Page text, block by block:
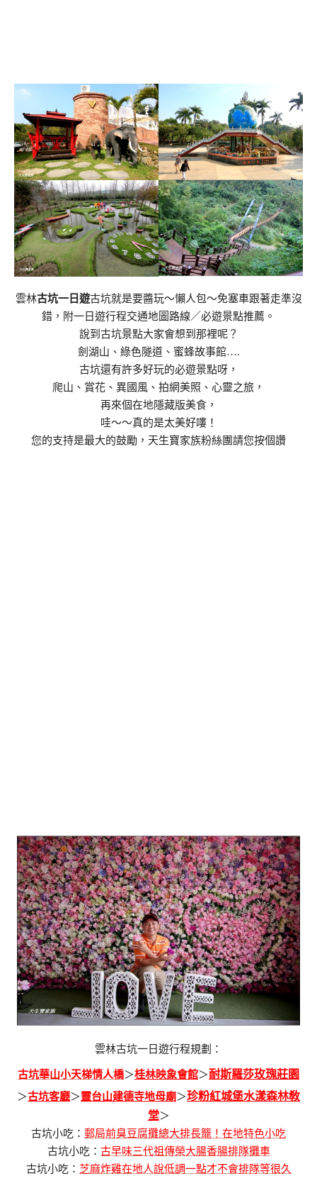
雲林古坑一日遊古坑就是要醬玩～懶人包～免塞車跟著走準沒
錯，附一日遊行程交通地圖路線／必遊景點推薦。
說到古坑景點大家會想到那裡呢？
劍湖山、綠色隧道、蜜蜂故事館….
古坑還有許多好玩的必遊景點呀，
爬山、賞花、異國風、拍網美照、心靈之旅，
再來個在地隱藏版美食，
哇～～真的是太美好嘍！
您的支持是最大的鼓勵，天生寶家族粉絲團請您按個讚
雲林古坑一日遊行程規劃：
古坑華山小天梯情人橋＞桂林映象會館＞耐斯羅莎玫瑰莊園
＞古坑客廳＞靈台山建德寺地母廟＞珍粉紅城堡水漾森林敎
堂＞
古坑小吃： 郵局前臭豆腐攤總大排長籠！在地特色小吃
古坑小吃： 古早味三代祖傳榮大腸香腸排隊攤車
古坑小吃： 芝麻炸雞在地人說低調一點才不會排隊等很久